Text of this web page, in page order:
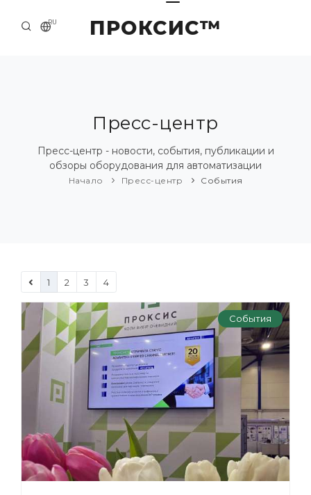
ПРОКСИС™
RU
О КОМПАНИИ
ПРИМЕРЫ И РЕШЕНИЯ
КАТАЛОГ ПРОДУКЦИИ
Пресс-центр
Пресс-центр - новости, события, публикации и
обзоры оборудования для автоматизации
Начало Пресс-центр События
1 2 3 4
События